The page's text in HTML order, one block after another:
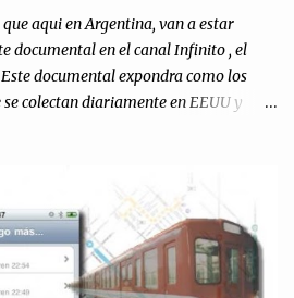
grabamos el semanario es, para mi
logro sin precedentes. Sinceram...
aqui en Argentina, van a estar
documental en el canal Infinito , el
documental expondra como los
colectan diariamente en EEUU y
produciendo lo que los
de la Edad Cibernetica". La
de diciembre a las 21:00 hs. Me
creo que lo pueda ver por la hora, asi
en sus manos...